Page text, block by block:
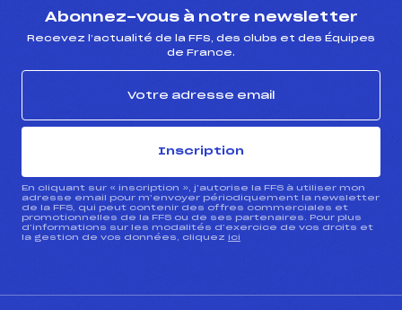
Abonnez-vous à notre newsletter
Recevez l’actualité de la FFS, des clubs et des Équipes
de France.
Inscription
En cliquant sur « inscription », j’autorise la FFS à utiliser mon
adresse email pour m’envoyer périodiquement la newsletter
de la FFS, qui peut contenir des offres commerciales et
promotionnelles de la FFS ou de ses partenaires. Pour plus
d’informations sur les modalités d’exercice de vos droits et
la gestion de vos données, cliquez ici